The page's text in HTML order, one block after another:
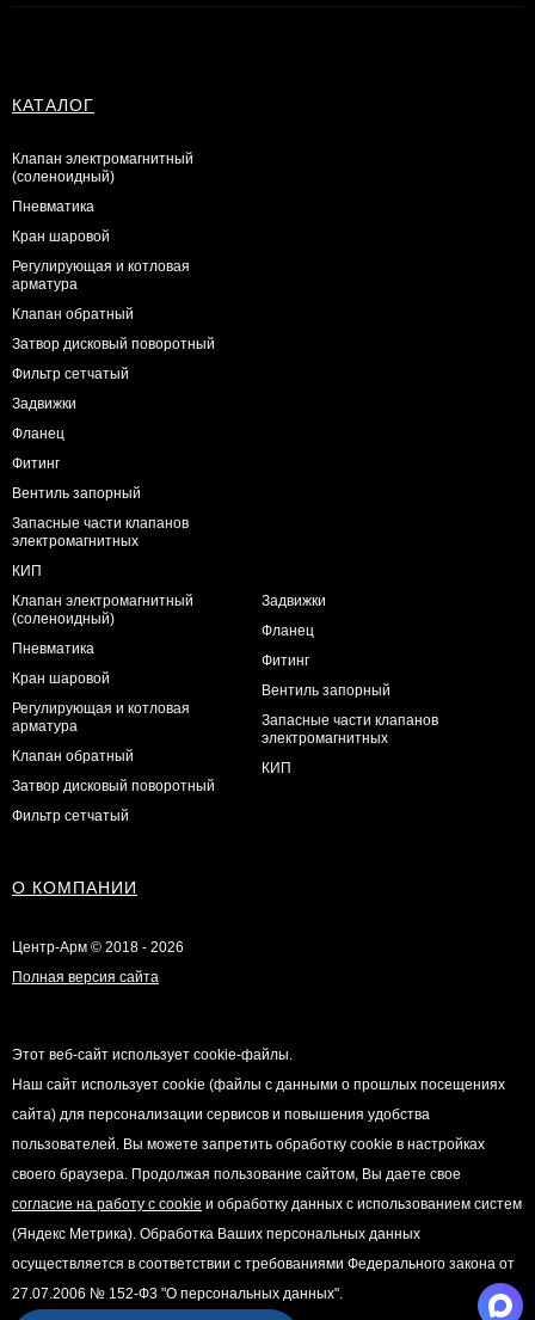
КАТАЛОГ
Клапан электромагнитный
(соленоидный)
Пневматика
Кран шаровой
Регулирующая и котловая
арматура
Клапан обратный
Затвор дисковый поворотный
Фильтр сетчатый
Задвижки
Фланец
Фитинг
Вентиль запорный
Запасные части клапанов
электромагнитных
КИП
Клапан электромагнитный
(соленоидный)
Пневматика
Кран шаровой
Регулирующая и котловая
арматура
Клапан обратный
Затвор дисковый поворотный
Фильтр сетчатый
Задвижки
Фланец
Фитинг
Вентиль запорный
Запасные части клапанов
электромагнитных
КИП
О КОМПАНИИ
Центр-Арм © 2018 - 2026
Полная версия сайта
Этот веб-сайт использует cookie-файлы.
Наш сайт использует cookie (файлы с данными о прошлых посещениях
сайта) для персонализации сервисов и повышения удобства
пользователей. Вы можете запретить обработку cookie в настройках
своего браузера. Продолжая пользование сайтом, Вы даете свое
согласие на работу с cookie и обработку данных с использованием систем
(Яндекс Метрика). Обработка Ваших персональных данных
осуществляется в соответствии с требованиями Федерального закона от
27.07.2006 № 152-Ф3 "О персональных данных".